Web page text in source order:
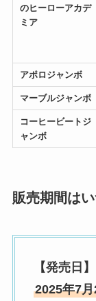
のヒーローアカデ
ミア
アポロジャンボ
マーブルジャンボ
コーヒービートジ
ャンボ
販売期間は
【発売日】
2025年7